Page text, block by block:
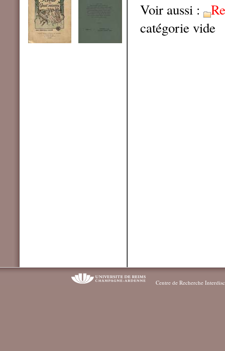
Voir aussi :
catégorie vide
Centre de Recherche